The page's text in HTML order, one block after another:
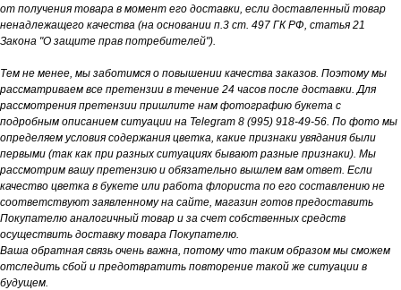
от получения товара в момент его доставки, если доставленный товар
ненадлежащего качества (на основании п.3 ст. 497 ГК РФ, статья 21
Закона "О защите прав потребителей").
Тем не менее, мы заботимся о повышении качества заказов. Поэтому мы
рассматриваем все претензии в течение 24 часов после доставки. Для
рассмотрения претензии пришлите нам фотографию букета с
подробным описанием ситуации на Telegram 8 (995) 918-49-56. По фото мы
определяем условия содержания цветка, какие признаки увядания были
первыми (так как при разных ситуациях бывают разные признаки). Мы
рассмотрим вашу претензию и обязательно вышлем вам ответ. Если
качество цветка в букете или работа флориста по его составлению не
соответствуют заявленному на сайте, магазин готов предоставить
Покупателю аналогичный товар и за счет собственных средств
осуществить доставку товара Покупателю.
Ваша обратная связь очень важна, потому что таким образом мы сможем
отследить сбой и предотвратить повторение такой же ситуации в
будущем.